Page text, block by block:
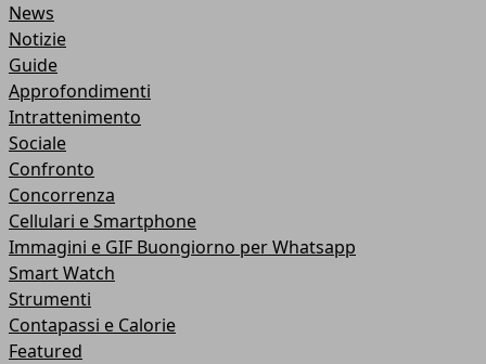
News
Notizie
Guide
Approfondimenti
Intrattenimento
Sociale
Confronto
Concorrenza
Cellulari e Smartphone
Immagini e GIF Buongiorno per Whatsapp
Smart Watch
Strumenti
Contapassi e Calorie
Featured